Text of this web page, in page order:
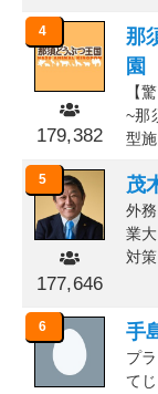
4
179,382
那
園
【
~那
型
5
177,646
茂
外
業
対
6 手
プ
て